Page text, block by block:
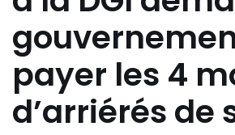
payer les 4
d’arriérés de